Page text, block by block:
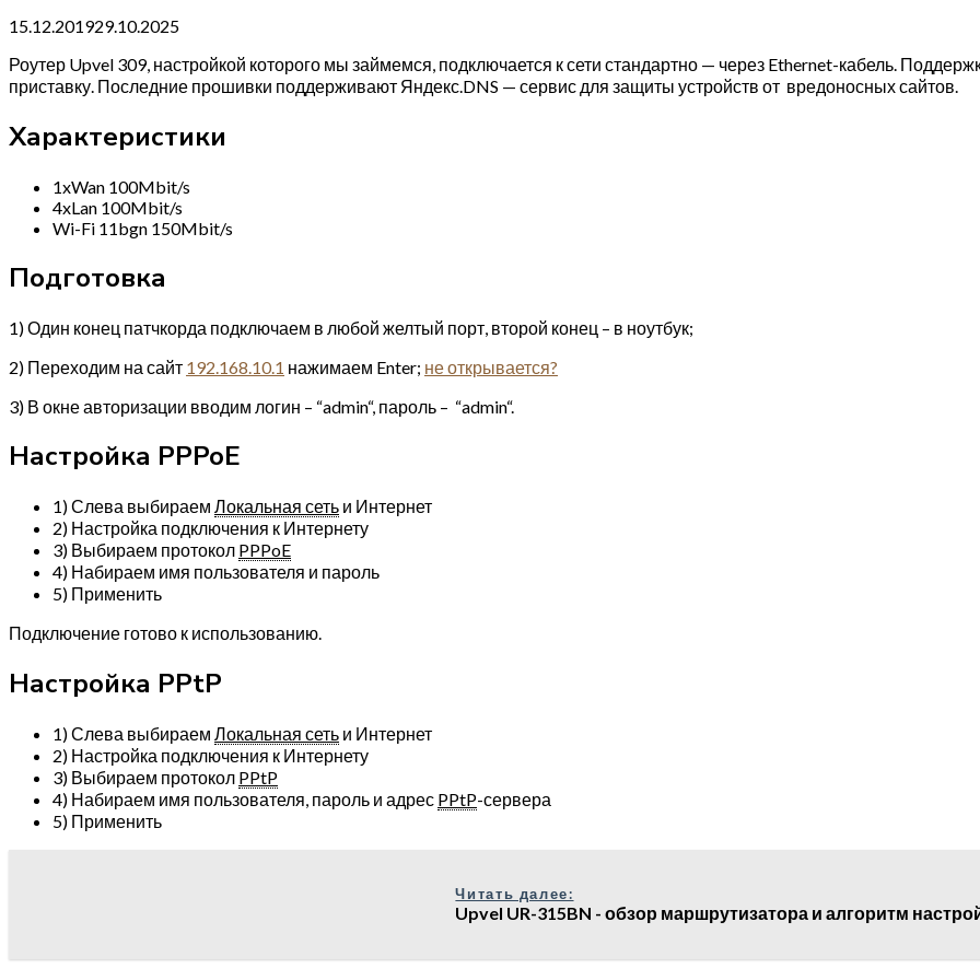
15.12.201929.10.2025
Роутер Upvel 309, настройкой которого мы займемся, подключается к сети стандартно — через Ethernet-кабель.
приставку. Последние прошивки поддерживают Яндекс.DNS — сервис для защиты устройств от вредоносных сайтов.
Характеристики
1xWan 100Mbit/s
4xLan 100Mbit/s
Wi-Fi 11bgn 150Mbit/s
Подготовка
1) Один конец патчкорда подключаем в любой желтый порт, второй конец – в ноутбук;
2) Переходим на сайт 192.168.10.1 нажимаем Enter; не открывается?
3) В окне авторизации вводим логин – “admin“, пароль – “admin“.
Настройка PPPoE
1) Слева выбираем Локальная сеть и Интернет
2) Настройка подключения к Интернету
3) Выбираем протокол PPPoE
4) Набираем имя пользователя и пароль
5) Применить
Подключение готово к использованию.
Настройка PPtP
1) Слева выбираем Локальная сеть и Интернет
2) Настройка подключения к Интернету
3) Выбираем протокол PPtP
4) Набираем имя пользователя, пароль и адрес PPtP-сервера
5) Применить
Читать далее:
Upvel UR-315BN - обзор маршрутизатора и алгоритм